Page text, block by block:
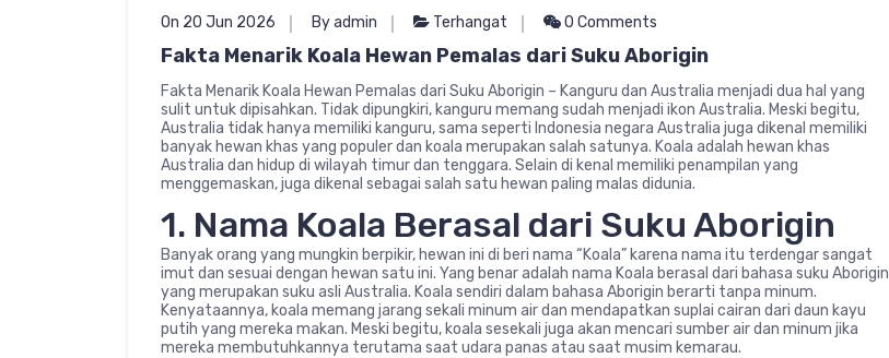
On 20 Jun 2026 By admin Terhangat 0 Comments
Fakta Menarik Koala Hewan Pemalas dari Suku Aborigin
Fakta Menarik Koala Hewan Pemalas dari Suku Aborigin – Kanguru dan Australia menjadi dua hal yang
sulit untuk dipisahkan. Tidak dipungkiri, kanguru memang sudah menjadi ikon Australia. Meski begitu,
Australia tidak hanya memiliki kanguru, sama seperti Indonesia negara Australia juga dikenal memiliki
banyak hewan khas yang populer dan koala merupakan salah satunya. Koala adalah hewan khas
Australia dan hidup di wilayah timur dan tenggara. Selain di kenal memiliki penampilan yang
menggemaskan, juga dikenal sebagai salah satu hewan paling malas didunia.
1. Nama Koala Berasal dari Suku Aborigin
Banyak orang yang mungkin berpikir, hewan ini di beri nama “Koala” karena nama itu terdengar sangat
imut dan sesuai dengan hewan satu ini. Yang benar adalah nama Koala berasal dari bahasa suku Aborigin
yang merupakan suku asli Australia. Koala sendiri dalam bahasa Aborigin berarti tanpa minum.
Kenyataannya, koala memang jarang sekali minum air dan mendapatkan suplai cairan dari daun kayu
putih yang mereka makan. Meski begitu, koala sesekali juga akan mencari sumber air dan minum jika
mereka membutuhkannya terutama saat udara panas atau saat musim kemarau.